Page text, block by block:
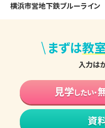
横浜市営地下鉄ブルーライン
\ まずは教
入力は
見学したい・
資